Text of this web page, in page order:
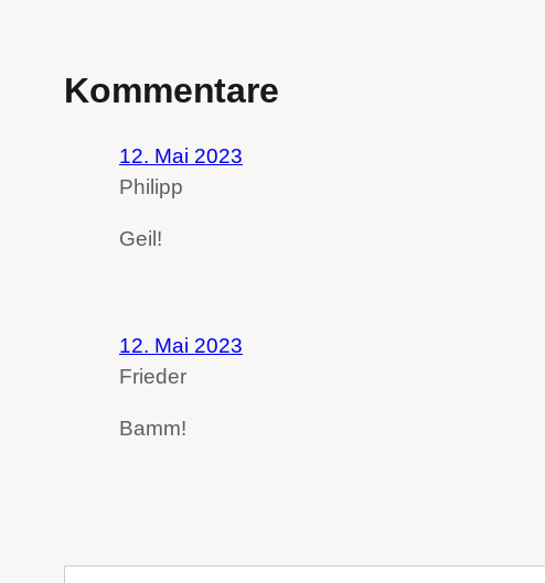
Kommentare
12. Mai 2023
Philipp
Geil!
12. Mai 2023
Frieder
Bamm!